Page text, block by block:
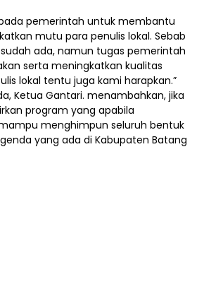
pemerintah untuk membantu
mutu para penulis lokal. Sebab
ada, namun tugas pemerintah
serta meningkatkan kualitas
lokal tentu juga kami harapkan.”
Ketua Gantari. menambahkan, jika
program yang apabila
menghimpun seluruh bentuk
yang ada di Kabupaten Batang